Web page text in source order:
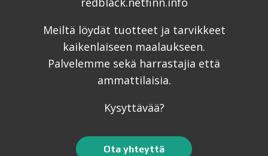
Meiltä löydät tuotteet ja tarvikkeet
kaikenlaiseen maalaukseen.
Palvelemme sekä harrastajia että
ammattilaisia.
Kysyttävää?
Ota yhteyttä